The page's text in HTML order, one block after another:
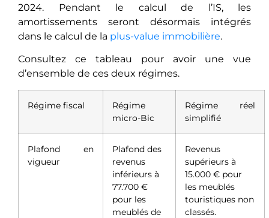
2024. Pendant le calcul de l’IS, les
amortissements seront désormais intégrés
dans le calcul de la plus-value immobilière.
Consultez ce tableau pour avoir une vue
d’ensemble de ces deux régimes.
Régime fiscal
Régime
micro-Bic
Régime réel
simplifié
Plafond en
vigueur
Plafond des
revenus
inférieurs à
77.700 €
pour les
meublés de
Revenus
supérieurs à
15.000 € pour
les meublés
touristiques non
classés.